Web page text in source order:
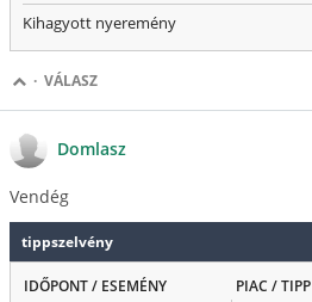
Kihagyott nyeremény
· VÁLASZ
Domlasz
Vendég
tippszelvény
IDŐPONT / ESEMÉNY PIAC / TIPP